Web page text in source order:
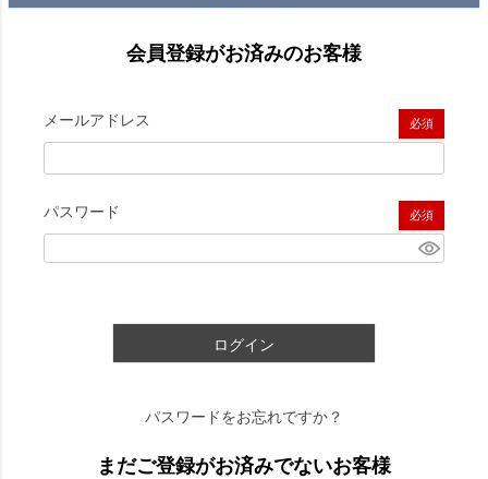
会員登録がお済みのお客様
メールアドレス
(必須)
パスワード
(必須)
ログイン
パスワードをお忘れですか？
まだご登録がお済みでないお客様